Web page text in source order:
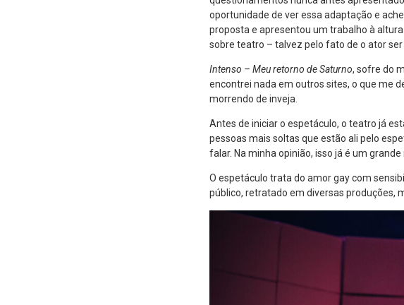
oportunidade de ver essa adaptação e
proposta e apresentou um trabalho à
sobre teatro – talvez pelo fato de o ator
Intenso – Meu retorno de Saturno, sofre do
encontrei nada em outros sites, o que me
morrendo de inveja.
Antes de iniciar o espetáculo, o teatro já
pessoas mais soltas que estão ali pelo
falar. Na minha opinião, isso já é um
O espetáculo trata do amor gay com
público, retratado em diversas produções,